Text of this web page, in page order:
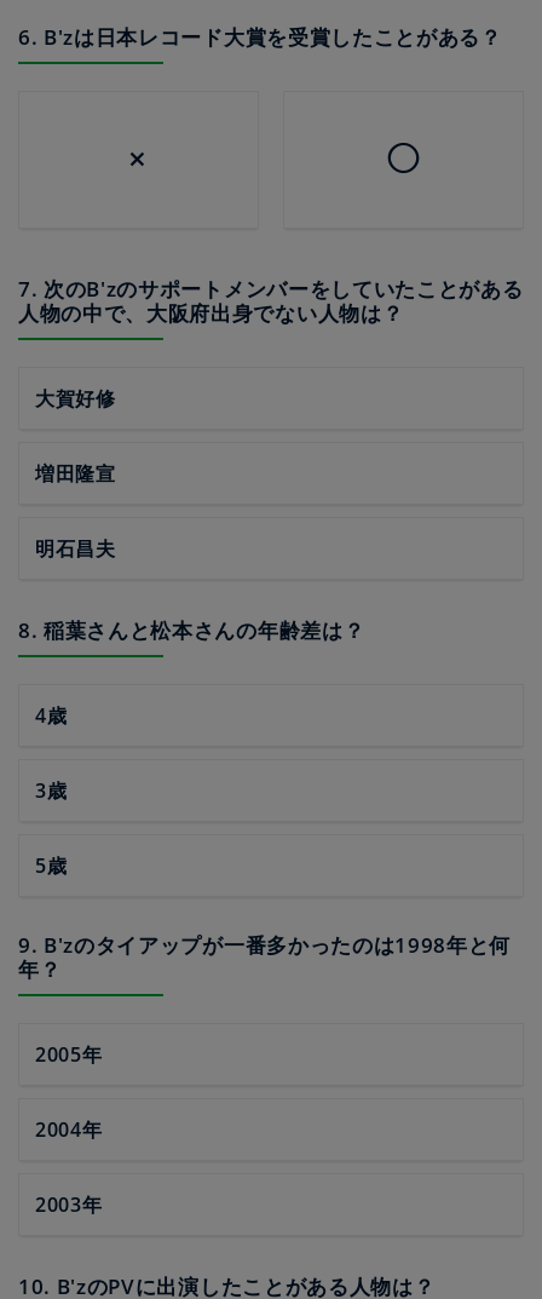
6. B'zは日本レコード大賞を受賞したことがある？
× ◯
7. 次のB'zのサポートメンバーをしていたことがある
人物の中で、大阪府出身でない人物は？
大賀好修
増田隆宣
明石昌夫
8. 稲葉さんと松本さんの年齢差は？
4歳
3歳
5歳
9. B'zのタイアップが一番多かったのは1998年と何
年？
2005年
2004年
2003年
10. B'zのPVに出演したことがある人物は？